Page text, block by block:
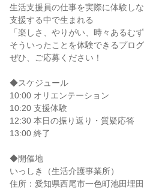
生活支援員の仕事を実際に体験し
支援する中で生まれる
「楽しさ、やりがい、時々あるむず
そういったことを体験できるプロ
ぜひ、ご応募ください！
◆スケジュール
10:00 オリエンテーション
10:20 支援体験
12:30 本日の振り返り・質疑応答
13:00 終了
◆開催地
いっしき（生活介護事業所）
住所：愛知県西尾市一色町池田埋